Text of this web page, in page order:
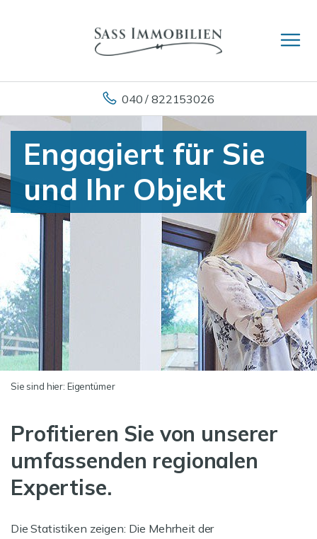
040 / 822153026
Engagiert für Sie
und Ihr Objekt
Sie sind hier: Eigentümer
Profitieren Sie von unserer
umfassenden regionalen
Expertise.
Die Statistiken zeigen: Die Mehrheit der